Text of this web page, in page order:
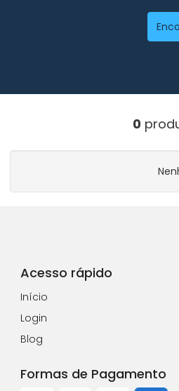
0
Acesso rápido
Início
Login
Blog
Formas de Pagamento